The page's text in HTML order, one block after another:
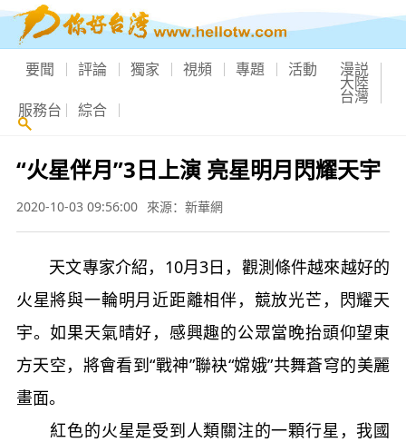
要聞 評論 獨家 視頻 專題 活動 漫説
大陸
台灣
服務台 綜合
“火星伴月”3日上演 亮星明月閃耀天宇
2020-10-03 09:56:00 來源：新華網
天文專家介紹，10月3日，觀測條件越來越好的
火星將與一輪明月近距離相伴，競放光芒，閃耀天
宇。如果天氣晴好，感興趣的公眾當晚抬頭仰望東
方天空，將會看到“戰神”聯袂“嫦娥”共舞蒼穹的美麗
畫面。
紅色的火星是受到人類關注的一顆行星，我國